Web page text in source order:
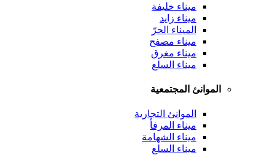
ميناء خليفة
ميناء زايد
الميناء الحرّ
ميناء مصفح
ميناء مغرق
ميناء السلع
الموانئ المجتمعية
الموانئ التجارية
ميناء المرفأ
ميناء الشهامة
ميناء السلع